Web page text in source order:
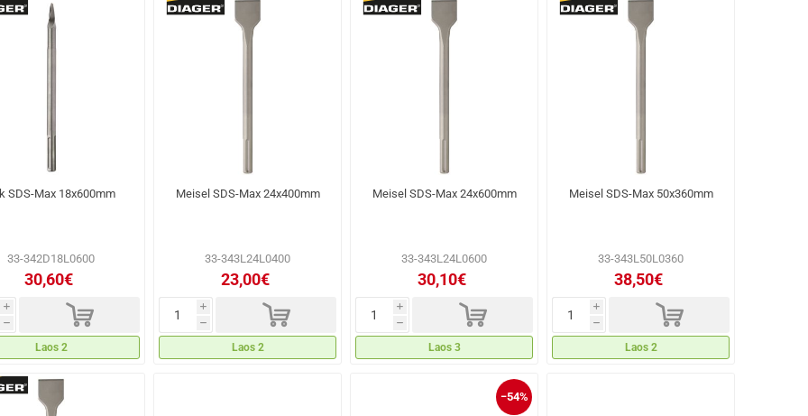
SDS-Max 18x600mm
33-342D18L0600
30,60€
i
h d
Laos 2
Meisel SDS-Max 24x400mm
33-343L24L0400
23,00€
i
h d
Laos 2
Meisel SDS-Max 24x600mm
33-343L24L0600
30,10€
i
h d
Laos 3
Meisel SDS-Max 50x360mm
33-343L50L0360
38,50€
i
h d
Laos 2
−54%